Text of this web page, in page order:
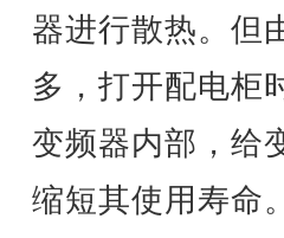
器进行散热。但
多，打开配电柜
变频器内部，给
缩短其使用寿命